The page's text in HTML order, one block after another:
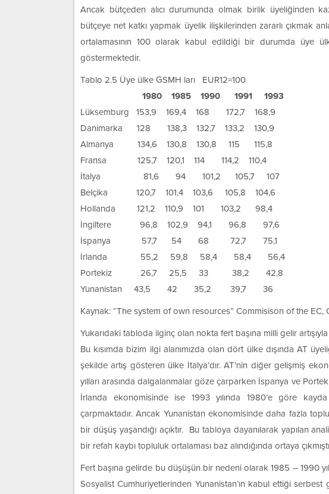
Ancak bütçeden alıcı durumunda olmak birlik üyeliğinden
bütçeye net katkı yapmak üyelik ilişkilerinden zararlı çıkmak
ortalamasının 100 olarak kabul edildiği bir durumda üye
göstermektedir.
Tablo 2.5 Üye ülke GSMH ları EUR12=100
1980 1985 1990 1991 1993
Lüksemburg 153,9 169,4 168 172,7 168,9
Danimarka 128 138,3 132,7 133,2 130,9
Almanya 134,6 130,8 130,8 115 115,8
Fransa 125,7 120,1 114 114,2 110,4
İtalya 81,6 94 101,2 105,7 107
Belçika 120,7 101,4 103,6 105,8 104,6
Hollanda 121,2 110,9 101 103,2 98,4
İngiltere 96,8 102,9 94,1 96,8 97,6
İspanya 57,7 54 68 72,7 75,1
İrlanda 55,2 59,8 58,4 58,4 56,4
Portekiz 26,7 25,5 33 38,2 42,8
Yunanistan 43,5 42 35,2 39,7 36
Kaynak: “The system of own resources” Commisison of the EC,
Yukarıdaki tabloda ilginç olan nokta fert başına milli gelir
Bu kısımda bizim ilgi alanımızda olan dört ülke dışında AT
şekilde artış gösteren ülke İtalya’dır. AT’nin diğer gelişmiş
yılları arasında dalgalanmalar göze çarparken İspanya ve
İrlanda ekonomisinde ise 1993 yılında 1980’e göre
çarpmaktadır. Ancak Yunanistan ekonomisinde daha fazla
bir düşüş yaşandığı açıktır. Bu tabloya dayanılarak yapılan
bir refah kaybı topluluk ortalaması baz alındığında ortaya
Fert başına gelirde bu düşüşün bir nedeni olarak 1985 – 1990
Sosyalist Cumhuriyetlerinden Yunanistan’ın kabul ettiği serbest